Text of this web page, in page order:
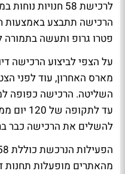
לרכישת 58 חנויות
הרכישה תתבצע
פטרו גרופ ותעשה בתמורה לסכום של
על הצפי לביצוע הרכישה
מארס האחרון, עוד לפני
השליטה. הרכישה כפופה
עד
להשלים את הרכישה כבר
מהאתרים מופעלות תחנות